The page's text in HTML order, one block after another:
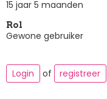
15 jaar 5 maanden
Rol
Gewone gebruiker
Login
of registreer